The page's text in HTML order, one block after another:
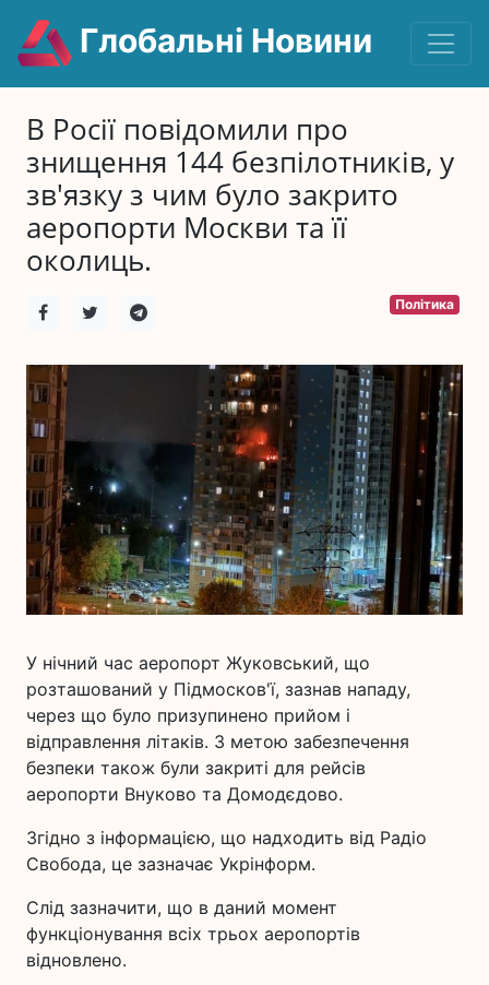
Глобальні Новини
В Росії повідомили про
знищення 144 безпілотників, у
зв'язку з чим було закрито
аеропорти Москви та її
околиць.
Політика
У нічний час аеропорт Жуковський, що
розташований у Підмосков'ї, зазнав нападу,
через що було призупинено прийом і
відправлення літаків. З метою забезпечення
безпеки також були закриті для рейсів
аеропорти Внуково та Домодєдово.
Згідно з інформацією, що надходить від Радіо
Свобода, це зазначає Укрінформ.
Слід зазначити, що в даний момент
функціонування всіх трьох аеропортів
відновлено.